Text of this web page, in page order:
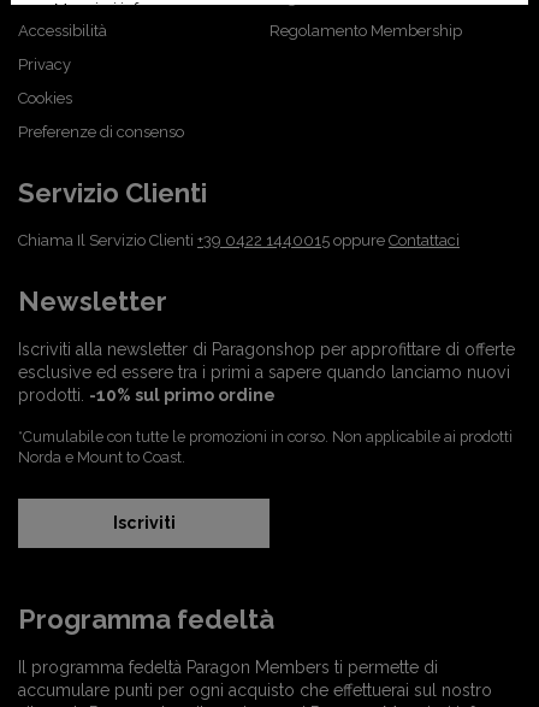
Accessibilità
Privacy
Cookies
Preferenze di consenso
Regolamento Membership
Servizio Clienti
Chiama Il Servizio Clienti +39 0422 1440015 oppure Contattaci
Newsletter
Iscriviti alla newsletter di Paragonshop per approfittare di offerte
esclusive ed essere tra i primi a sapere quando lanciamo nuovi
prodotti. -10% sul primo ordine
*Cumulabile con tutte le promozioni in corso. Non applicabile ai prodotti
Norda e Mount to Coast.
Iscriviti
Programma fedeltà
Il programma fedeltà Paragon Members ti permette di
accumulare punti per ogni acquisto che effettuerai sul nostro
Maggiori info